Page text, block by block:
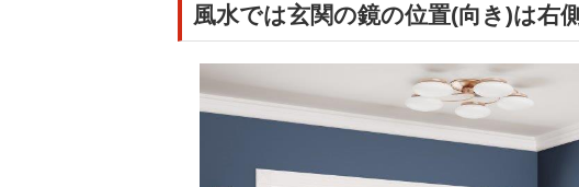
風水では玄関の鏡の位置(向き)は右